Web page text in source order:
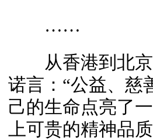
……
从香港到北京
诺言：“公益、慈
己的生命点亮了
上可贵的精神品